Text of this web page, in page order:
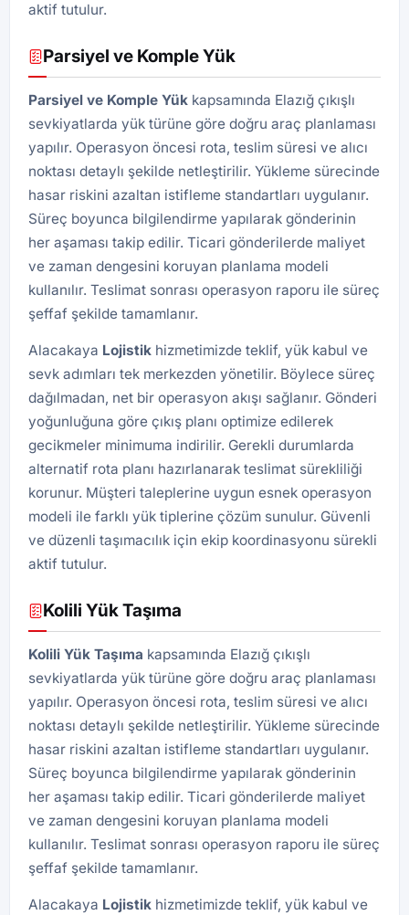
aktif tutulur.
Parsiyel ve Komple Yük
Parsiyel ve Komple Yük kapsamında Elazığ çıkışlı
sevkiyatlarda yük türüne göre doğru araç planlaması
yapılır. Operasyon öncesi rota, teslim süresi ve alıcı
noktası detaylı şekilde netleştirilir. Yükleme sürecinde
hasar riskini azaltan istifleme standartları uygulanır.
Süreç boyunca bilgilendirme yapılarak gönderinin
her aşaması takip edilir. Ticari gönderilerde maliyet
ve zaman dengesini koruyan planlama modeli
kullanılır. Teslimat sonrası operasyon raporu ile süreç
şeffaf şekilde tamamlanır.
Alacakaya Lojistik hizmetimizde teklif, yük kabul ve
sevk adımları tek merkezden yönetilir. Böylece süreç
dağılmadan, net bir operasyon akışı sağlanır. Gönderi
yoğunluğuna göre çıkış planı optimize edilerek
gecikmeler minimuma indirilir. Gerekli durumlarda
alternatif rota planı hazırlanarak teslimat sürekliliği
korunur. Müşteri taleplerine uygun esnek operasyon
modeli ile farklı yük tiplerine çözüm sunulur. Güvenli
ve düzenli taşımacılık için ekip koordinasyonu sürekli
aktif tutulur.
Kolili Yük Taşıma
Kolili Yük Taşıma kapsamında Elazığ çıkışlı
sevkiyatlarda yük türüne göre doğru araç planlaması
yapılır. Operasyon öncesi rota, teslim süresi ve alıcı
noktası detaylı şekilde netleştirilir. Yükleme sürecinde
hasar riskini azaltan istifleme standartları uygulanır.
Süreç boyunca bilgilendirme yapılarak gönderinin
her aşaması takip edilir. Ticari gönderilerde maliyet
ve zaman dengesini koruyan planlama modeli
kullanılır. Teslimat sonrası operasyon raporu ile süreç
şeffaf şekilde tamamlanır.
Alacakaya Lojistik hizmetimizde teklif, yük kabul ve